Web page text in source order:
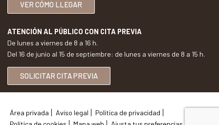
VER CÓMO LLEGAR
ATENCIÓN AL PÚBLICO CON CITA PREVIA
De lunes a viernes de 8 a 16 h.
Del 16 de junio al 15 de septiembre: de lunes a viernes de 8 a 15 h.
SOLICITAR CITA PREVIA
Área privada Aviso legal
Política de privacidad